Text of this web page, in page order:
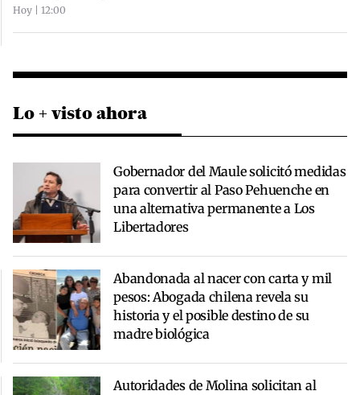
Hoy | 12:00
Lo + visto ahora
Gobernador del Maule solicitó medidas
para convertir al Paso Pehuenche en
una alternativa permanente a Los
Libertadores
Abandonada al nacer con carta y mil
pesos: Abogada chilena revela su
historia y el posible destino de su
madre biológica
Autoridades de Molina solicitan al